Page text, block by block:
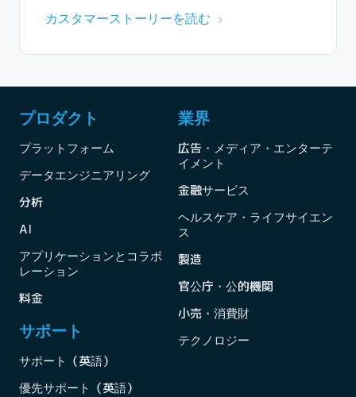
カスタマーストーリーを読む
プロダクト
プラットフォーム
データエンジニアリング
分析
AI
アプリケーションとコラボ
レーション
料金
サポート
サポート（英語）
優先サポート（英語）
業界
広告・メディア・エンターテ
イメント
金融サービス
ヘルスケア・ライフサイエン
ス
製造
官公庁・公的機関
小売・消費財
テクノロジー